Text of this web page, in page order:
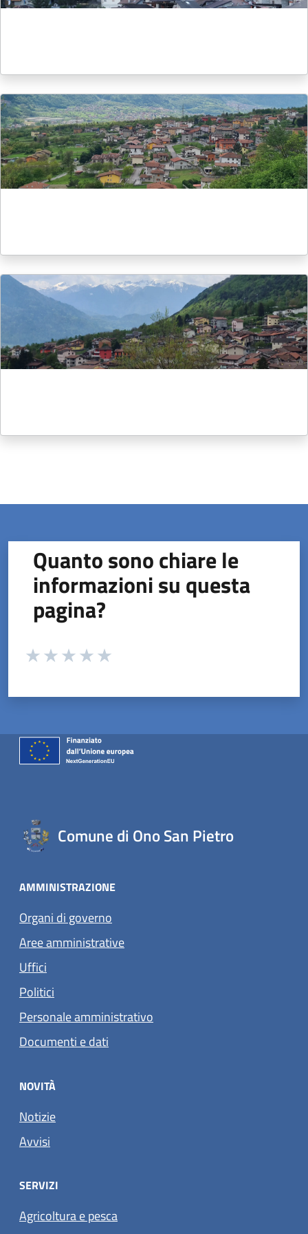
Quanto sono chiare le
informazioni su questa
pagina?
Valuta da 1 a 5 stelle la pagina
Comune di Ono San Pietro
AMMINISTRAZIONE
Organi di governo
Aree amministrative
Uffici
Politici
Personale amministrativo
Documenti e dati
NOVITÀ
Notizie
Avvisi
SERVIZI
Agricoltura e pesca